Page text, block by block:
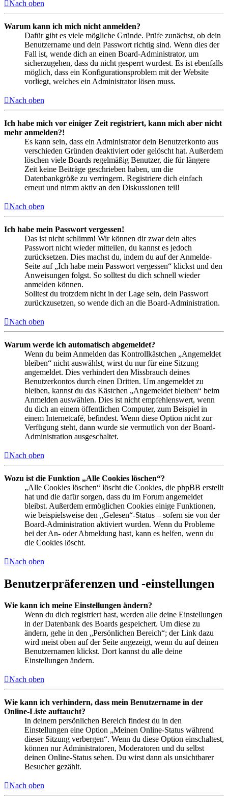
Nach oben
Warum kann ich mich nicht anmelden?
Dafür gibt es viele mögliche Gründe. Prüfe zunächst, ob dein
Benutzername und dein Passwort richtig sind. Wenn dies der
Fall ist, wende dich an einen Board-Administrator, um
sicherzugehen, dass du nicht gesperrt wurdest. Es ist ebenfalls
möglich, dass ein Konfigurationsproblem mit der Website
vorliegt, welches ein Administrator lösen muss.
Nach oben
Ich habe mich vor einiger Zeit registriert, kann mich aber nicht
mehr anmelden?!
Es kann sein, dass ein Administrator dein Benutzerkonto aus
verschieden Gründen deaktiviert oder gelöscht hat. Außerdem
löschen viele Boards regelmäßig Benutzer, die für längere
Zeit keine Beiträge geschrieben haben, um die
Datenbankgröße zu verringern. Registriere dich einfach
erneut und nimm aktiv an den Diskussionen teil!
Nach oben
Ich habe mein Passwort vergessen!
Das ist nicht schlimm! Wir können dir zwar dein altes
Passwort nicht wieder mitteilen, du kannst es jedoch
zurücksetzen. Dies machst du, indem du auf der Anmelde-
Seite auf „Ich habe mein Passwort vergessen“ klickst und den
Anweisungen folgst. So solltest du dich schnell wieder
anmelden können.
Solltest du trotzdem nicht in der Lage sein, dein Passwort
zurückzusetzen, so wende dich an die Board-Administration.
Nach oben
Warum werde ich automatisch abgemeldet?
Wenn du beim Anmelden das Kontrollkästchen „Angemeldet
bleiben“ nicht auswählst, wirst du nur für eine Sitzung
angemeldet. Dies verhindert den Missbrauch deines
Benutzerkontos durch einen Dritten. Um angemeldet zu
bleiben, kannst du das Kästchen „Angemeldet bleiben“ beim
Anmelden auswählen. Dies ist nicht empfehlenswert, wenn
du dich an einem öffentlichen Computer, zum Beispiel in
einem Internetcafé, befindest. Wenn diese Option nicht zur
Verfügung steht, dann wurde sie vermutlich von der Board-
Administration ausgeschaltet.
Nach oben
Wozu ist die Funktion „Alle Cookies löschen“?
„Alle Cookies löschen“ löscht die Cookies, die phpBB erstellt
hat und die dafür sorgen, dass du im Forum angemeldet
bleibst. Außerdem ermöglichen Cookies einige Funktionen,
wie beispielsweise den „Gelesen“-Status – sofern sie von der
Board-Administration aktiviert wurden. Wenn du Probleme
bei der An- oder Abmeldung hast, kann es helfen, wenn du
die Cookies löscht.
Nach oben
Benutzerpräferenzen und -einstellungen
Wie kann ich meine Einstellungen ändern?
Wenn du dich registriert hast, werden alle deine Einstellungen
in der Datenbank des Boards gespeichert. Um diese zu
ändern, gehe in den „Persönlichen Bereich“; der Link dazu
wird meist oben auf der Seite angezeigt, wenn du auf deinen
Benutzernamen klickst. Dort kannst du alle deine
Einstellungen ändern.
Nach oben
Wie kann ich verhindern, dass mein Benutzername in der
Online-Liste auftaucht?
In deinem persönlichen Bereich findest du in den
Einstellungen eine Option „Meinen Online-Status während
dieser Sitzung verbergen“. Wenn du diese Option einschaltest,
können nur Administratoren, Moderatoren und du selbst
deinen Online-Status sehen. Du wirst dann als unsichtbarer
Besucher gezählt.
Nach oben